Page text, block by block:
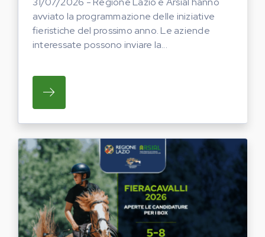
avviato la programmazione delle iniziative
fieristiche del prossimo anno. Le aziende
interessate possono inviare la...
SU REGIONE LAZIO E ARSIAL HANNO